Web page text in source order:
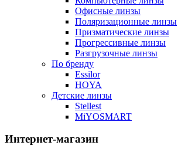
Офисные линзы
Поляризационные линзы
Призматические линзы
Прогрессивные линзы
Разгрузочные линзы
По бренду
Essilor
HOYA
Детские линзы
Stellest
MiYOSMART
Интернет-магазин